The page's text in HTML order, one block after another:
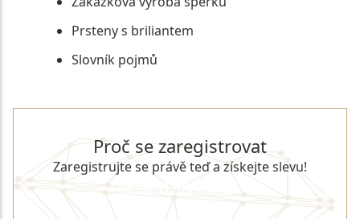
Prsteny s briliantem
Slovník pojmů
Proč se zaregistrovat
Zaregistrujte se právě teď a získejte slevu!
REGISTROVAT SE